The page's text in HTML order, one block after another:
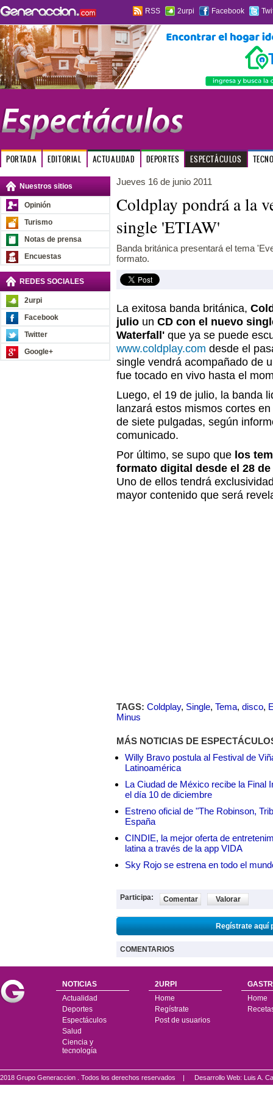
RSS 2urpi Facebook
PORTADA EDITORIAL ACTUALIDAD DEPORTES ESPECTÁCULOS
Nuestros sitios
Opinión
Turismo
Notas de prensa
Encuestas
REDES SOCIALES
2urpi
Facebook
Twitter
Google+
Jueves 16 de junio 2011
Coldplay pondrá a la
single 'ETIAW'
Banda británica presentará el tema
formato.
La exitosa banda británica,
julio un CD con el nuevo
Waterfall' que ya se puede
www.coldplay.com desde el
single vendrá acompañado de
fue tocado en vivo hasta el
Luego, el 19 de julio, la banda
lanzará estos mismos cortes
de siete pulgadas, según
comunicado.
Por último, se supo que los
formato digital desde el 28
Uno de ellos tendrá
mayor contenido que será
TAGS: Coldplay, Single, Tema, disco,
Minus
MÁS NOTICIAS DE
Willy Bravo postula al Festival de
Latinoamérica
La Ciudad de México recibe la Final
el día 10 de diciembre
Estreno oficial de "The Robinson,
España
CINDIE, la mejor oferta de
latina a través de la app VIDA
Sky Rojo se estrena en todo el
Participa: Comentar Valorar
Regístrate aquí
COMENTARIOS
NOTICIAS
Actualidad
Deportes
Espectáculos
Salud
Ciencia y
tecnología
2URPI
Home
Regístrate
Post de usuarios
Home
2018 Grupo Generaccion . Todos los derechos reservados | Desarrollo Web: Luis